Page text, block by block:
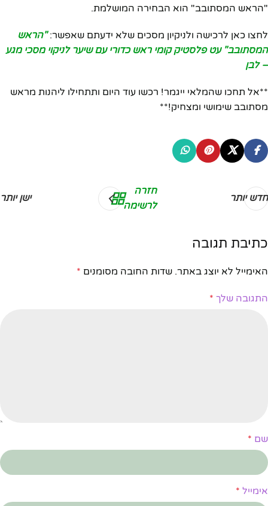
"הראש המסתובב" הוא הבחירה המושלמת.
לחצו כאן לרכישה ולניקיון מסכים שלא ידעתם שאפשר:"הראש
המסתובב" עט פלסטיק קומי ראש כדורי עם שיער לניקוי מסכי מגע
– לבן
**אל תחכו שהמלאי ייגמר! רכשו עוד היום ותתחילו ליהנות מראש
מסתובב שימושי ומצחיק!**
חדש יותר
חזרה
לרשימה
ישן יותר
כתיבת תגובה
האימייל לא יוצג באתר. שדות החובה מסומנים *
התגובה שלך *
שם *
אימייל *